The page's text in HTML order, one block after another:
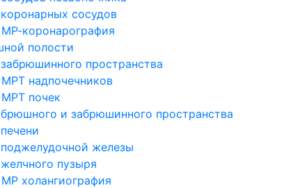
сосудов
МР-коронарография
полости
пространства
МРТ надпочечников
МРТ почек
и забрюшинного пространства
железы
пузыря
МР холангиография